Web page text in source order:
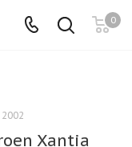
0
Xantia